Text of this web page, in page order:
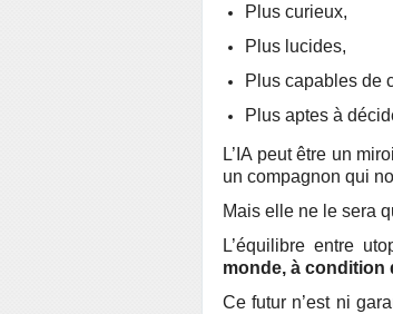
Plus curieux,
Plus lucides,
Plus capables de
Plus aptes à
L’IA peut être un
un compagnon qui
Mais elle ne le sera
L’équilibre entre
monde, à condition
Ce futur n’est ni